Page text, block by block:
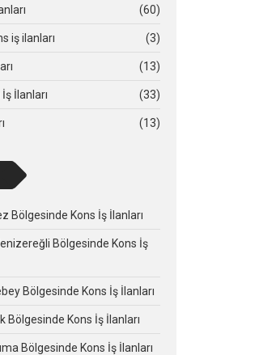
(60)
iş ilanları (3)
(13)
İlanları (33)
(13)
Bölgesinde Kons İş İlanları
Bölgesinde Kons İş
Bölgesinde Kons İş İlanları
Bölgesinde Kons İş İlanları
Bölgesinde Kons İş İlanları